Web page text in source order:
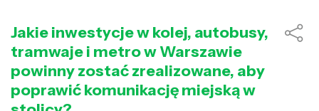
Jakie inwestycje w kolej, autobusy,
tramwaje i metro w Warszawie
powinny zostać zrealizowane, aby
poprawić komunikację miejską w